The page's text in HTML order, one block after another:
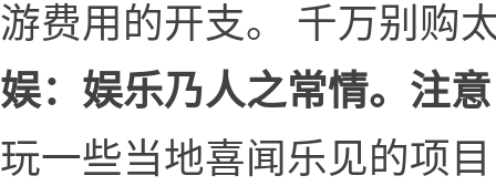
游费用的开支。 千万别购
娱：娱乐乃人之常情。注
玩一些当地喜闻乐见的项